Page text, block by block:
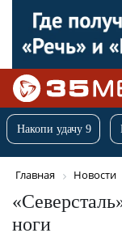
Накопи удачу 9
Главная Новости
ноги